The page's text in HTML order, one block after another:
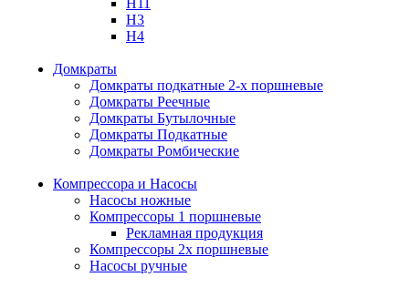
H11
H3
H4
Домкраты
Домкраты подкатные 2-х поршневые
Домкраты Реечные
Домкраты Бутылочные
Домкраты Подкатные
Домкраты Ромбические
Компрессора и Насосы
Насосы ножные
Компрессоры 1 поршневые
Рекламная продукция
Компрессоры 2х поршневые
Насосы ручные